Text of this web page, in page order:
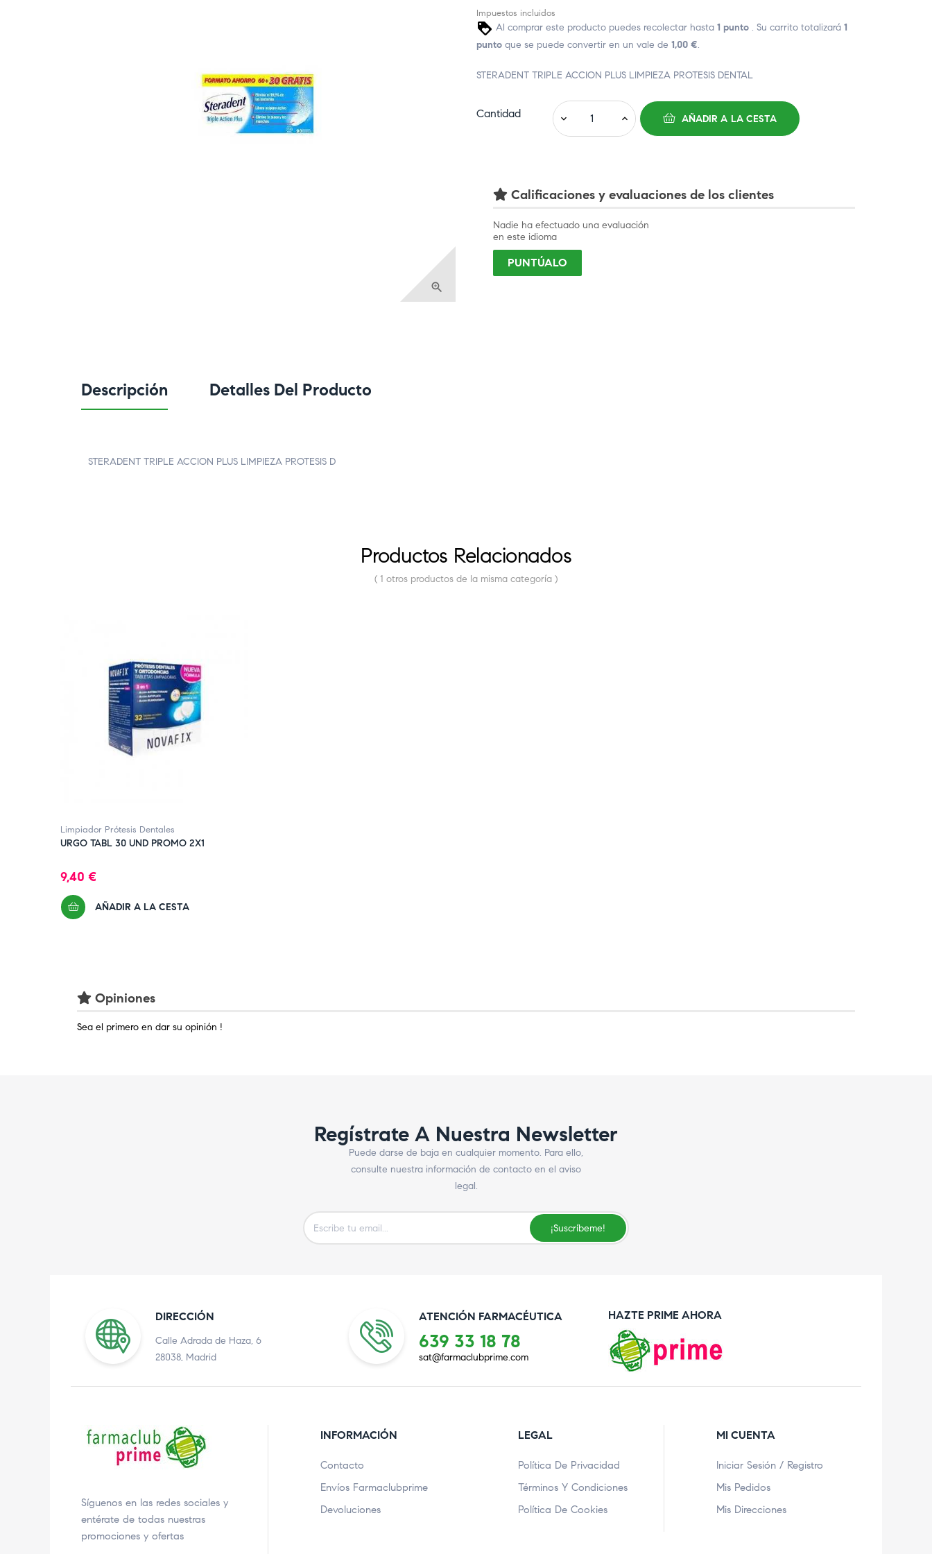

Impuestos incluidos
Al comprar este producto puedes recolectar hasta 1 punto . Su carrito totalizará 1
punto que se puede convertir en un vale de 1,00 €.
STERADENT TRIPLE ACCION PLUS LIMPIEZA PROTESIS DENTAL
Cantidad AÑADIR A LA CESTA
Calificaciones y evaluaciones de los clientes
Nadie ha efectuado una evaluación
en este idioma
PUNTÚALO
Descripción Detalles Del Producto
STERADENT TRIPLE ACCION PLUS LIMPIEZA PROTESIS D
Productos Relacionados
( 1 otros productos de la misma categoría )
Limpiador Prótesis Dentales
URGO TABL 30 UND PROMO 2X1
Precio
9,40 €
AÑADIR A LA CESTA
Opiniones
Sea el primero en dar su opinión !
Regístrate A Nuestra Newsletter
Puede darse de baja en cualquier momento. Para ello,
consulte nuestra información de contacto en el aviso
legal.
¡Suscríbeme!
DIRECCIÓN
Calle Adrada de Haza, 6
28038, Madrid
ATENCIÓN FARMACÉUTICA
639 33 18 78
sat@farmaclubprime.com
HAZTE PRIME AHORA
Síguenos en las redes sociales y
entérate de todas nuestras
promociones y ofertas
INFORMACIÓN
Contacto
Envíos Farmaclubprime
Devoluciones
LEGAL
Política De Privacidad
Términos Y Condiciones
Política De Cookies
MI CUENTA
Iniciar Sesión / Registro
Mis Pedidos
Mis Direcciones